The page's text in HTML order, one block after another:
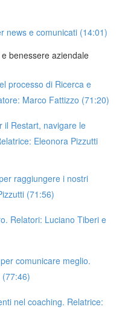
news e comunicati (14:01)
benessere aziendale
processo di Ricerca e
Marco Fattizzo (71:20)
il Restart, navigare le
Eleonora Pizzutti
raggiungere i nostri
(71:56)
Relatori: Luciano Tiberi e
comunicare meglio.
(77:46)
nel coaching. Relatrice: